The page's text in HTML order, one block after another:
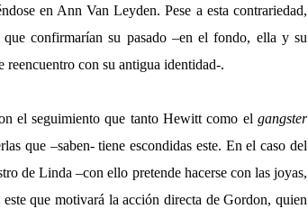
en Ann Van Leyden. Pese a esta contrariedad,
confirmarían su pasado –en el fondo, ella y su
reencuentro con su antigua identidad-.
el seguimiento que tanto Hewitt como el gangster
que –saben- tiene escondidas este. En el caso del
de Linda –con ello pretende hacerse con las joyas,
que motivará la acción directa de Gordon, quien